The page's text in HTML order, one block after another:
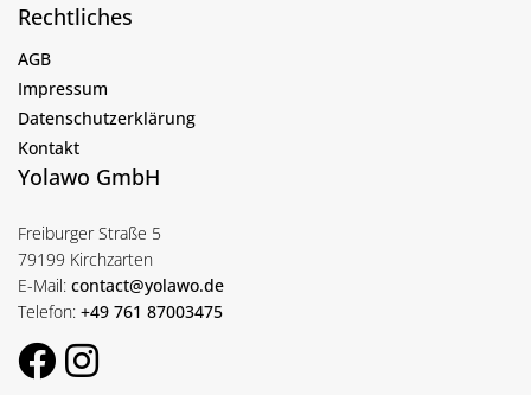
Rechtliches
AGB
Impressum
Datenschutzerklärung
Kontakt
Yolawo GmbH
Freiburger Straße 5
79199 Kirchzarten
E-Mail: contact@yolawo.de
Telefon: +49 761 87003475